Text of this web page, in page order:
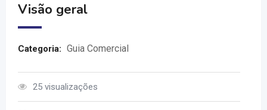
Visão geral
Categoria: Guia Comercial
25 visualizações